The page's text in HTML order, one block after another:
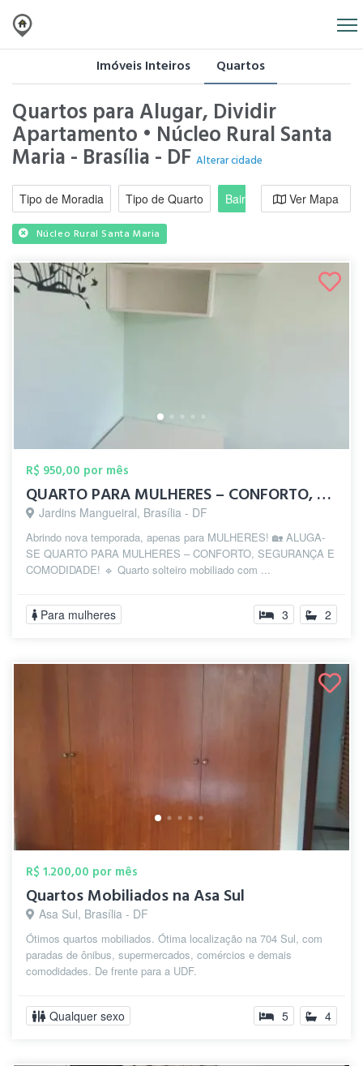
Imóveis Inteiros Quartos
Quartos para Alugar, Dividir
Apartamento • Núcleo Rural Santa
Maria - Brasília - DF Alterar cidade
Tipo de Moradia Tipo de Quarto Bairro / RegiãoVer Mapa
Núcleo Rural Santa Maria
R$ 950,00 por mês
QUARTO PARA MULHERES – CONFORTO, SEGURAN...
Jardins Mangueiral, Brasília - DF
Abrindo nova temporada, apenas para MULHERES! 🏡 ALUGA-
SE QUARTO PARA MULHERES – CONFORTO, SEGURANÇA E
COMODIDADE! 🔹 Quarto solteiro mobiliado com ...
Para mulheres 3 2
R$ 1.200,00 por mês
Quartos Mobiliados na Asa Sul
Asa Sul, Brasília - DF
Ótimos quartos mobiliados. Ótima localização na 704 Sul, com
paradas de ônibus, supermercados, comércios e demais
comodidades. De frente para a UDF.
Qualquer sexo 5 4